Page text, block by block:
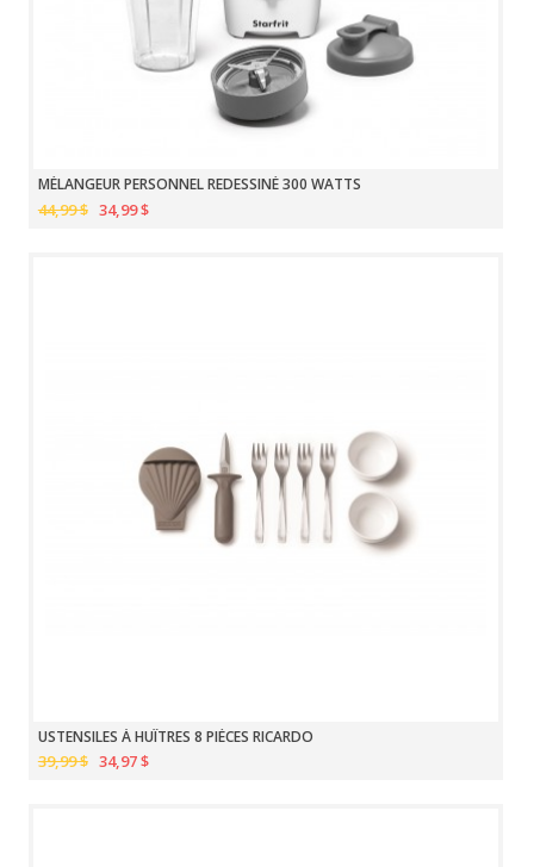
MÉLANGEUR PERSONNEL REDESSINÉ 300 WATTS
44,99 $ 34,99 $
USTENSILES À HUÎTRES 8 PIÈCES RICARDO
39,99 $ 34,97 $